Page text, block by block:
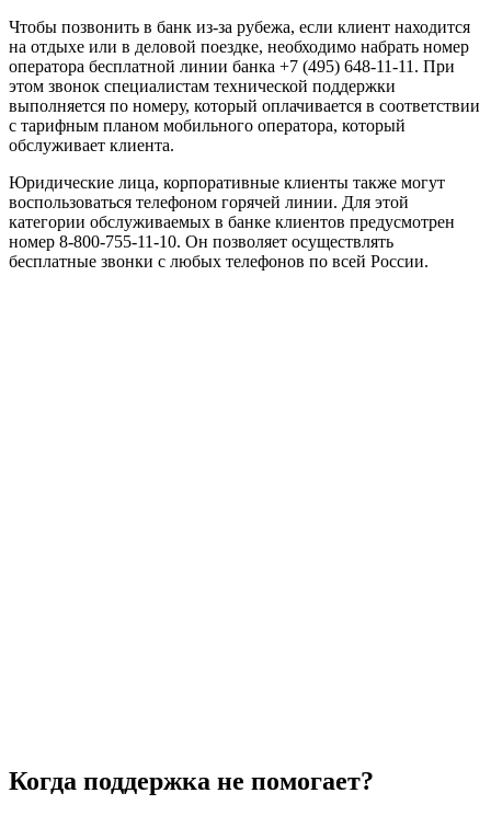
Чтобы позвонить в банк из-за рубежа, если клиент находится
на отдыхе или в деловой поездке, необходимо набрать номер
оператора бесплатной линии банка +7 (495) 648-11-11. При
этом звонок специалистам технической поддержки
выполняется по номеру, который оплачивается в соответствии
с тарифным планом мобильного оператора, который
обслуживает клиента.
Юридические лица, корпоративные клиенты также могут
воспользоваться телефоном горячей линии. Для этой
категории обслуживаемых в банке клиентов предусмотрен
номер 8-800-755-11-10. Он позволяет осуществлять
бесплатные звонки с любых телефонов по всей России.
Когда поддержка не помогает?